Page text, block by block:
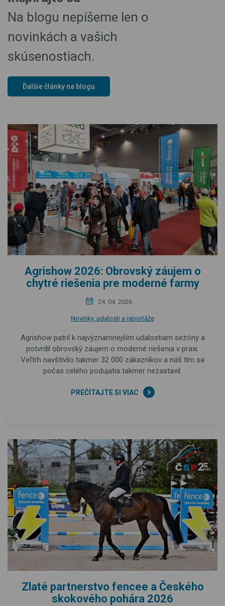
Na blogu nepíšeme len o
novinkách a vašich
skúsenostiach.
Ďalšie články na blogu
Agrishow 2026: Obrovský záujem o
chytré riešenia pre moderné farmy
24. 04. 2026
Novinky, udalosti a reportáže
Agrishow patril k najvýznamnejším udalostiam sezóny a
potvrdil obrovský záujem o moderné riešenia v praxi.
Veľtrh navštívilo takmer 32 000 zákazníkov a náš tím sa
počas celého podujatia takmer nezastavil.
PREČÍTAJTE SI VIAC
Zlaté partnerstvo fencee a Českého
skokového pohára 2026